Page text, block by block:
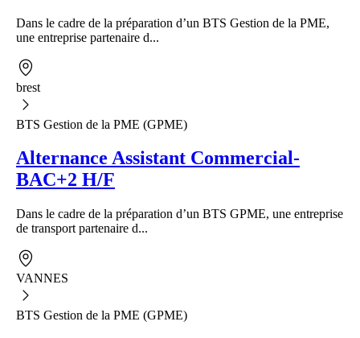
Dans le cadre de la préparation d’un BTS Gestion de la PME,
une entreprise partenaire d...
brest
BTS Gestion de la PME (GPME)
Alternance Assistant Commercial-
BAC+2 H/F
Dans le cadre de la préparation d’un BTS GPME, une entreprise
de transport partenaire d...
VANNES
BTS Gestion de la PME (GPME)